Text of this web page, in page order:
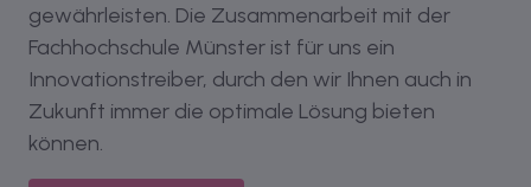
gewährleisten. Die Zusammenarbeit mit der
Fachhochschule Münster ist für uns ein
Innovationstreiber, durch den wir Ihnen auch in
Zukunft immer die optimale Lösung bieten
können.